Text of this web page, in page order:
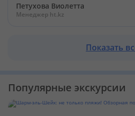
Петухова Виолетта
Менеджер ht.kz
Показать
Популярные экскурсии